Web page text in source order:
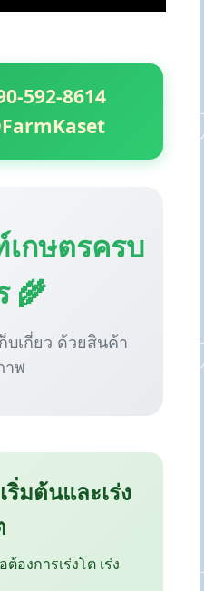
592-8614
กษตรครบ
🌾
บเกี่ยว ด้วยสินค้า
พ
มต้นและเร่ง
องการเร่งโต เร่ง